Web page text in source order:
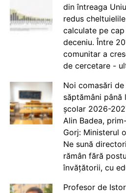
din întreaga
redus
calculate pe
deceniu. Între
comunitar a
de cercetare -
Noi comasări
săptămâni până
școlar 2026-
Alin Badea,
Gorj: Ministerul
Ne sună
rămân fără
învățătorii, cu
Profesor de